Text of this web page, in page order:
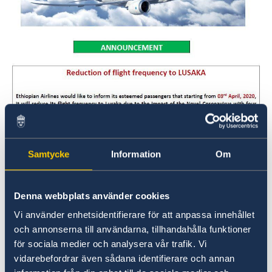
Samtycke Information Om
Denna webbplats använder cookies
Vi använder enhetsidentifierare för att anpassa innehållet
och annonserna till användarna, tillhandahålla funktioner
för sociala medier och analysera vår trafik. Vi
vidarebefordrar även sådana identifierare och annan
Ambassaden stängd 6-7 juli 2020
Stängt midsommarafton
Ambassaden stängd 21 och 25 maj 2020
Svenska Dagbladet: artikel om Sida-finansierat
projekt i Zambia
Ambassaden stängd 1 maj 2020
Sidastöd till preventivmedel och abortutrustning för
att motverka coronapandemins effekter
Ambassaden stängd under påskhelgen
Reducering av flygavgångar Ethiopian Airlines
Upphandlingar
GDPR
Ambassadens personal
Notera följande:
Det är viktigt att ha en anslutningsbiljett